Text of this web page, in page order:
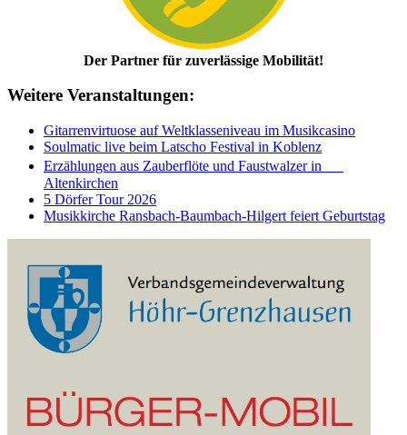
Der Partner für zuverlässige Mobilität!
Weitere Veranstaltungen:
Gitarrenvirtuose auf Weltklasseniveau im Musikcasino
Soulmatic live beim Latscho Festival in Koblenz
Erzählungen aus Zauberflöte und Faustwalzer in
Altenkirchen
5 Dörfer Tour 2026
Musikkirche Ransbach-Baumbach-Hilgert feiert Geburtstag